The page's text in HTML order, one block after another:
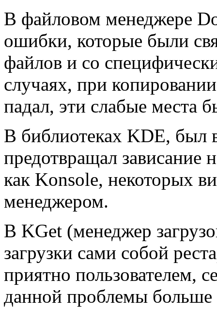
В файловом менеджере
ошибки, которые были
файлов и со
случаях, при
падал, эти слабые места
В библиотеках KDE, был
предотвращал зависание
как Konsole, некоторых
менеджером.
В KGet (менеджер
загрузки сами собой
приятно пользователем,
данной проблемы больше